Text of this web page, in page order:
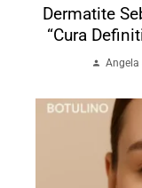
Dermatite
“cura
Angela